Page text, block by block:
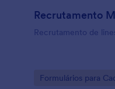
Recrutamento
Recrutamento de
Go to Category:
Formulários para